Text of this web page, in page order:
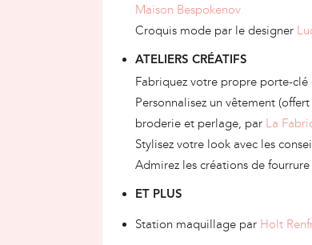
Maison Bespokenov
Croquis mode par le designer
ATELIERS CRÉATIFS
Fabriquez votre propre porte-clé
Personnalisez un vêtement
broderie et perlage, par La
Stylisez votre look avec les
Admirez les créations de
ET PLUS
Station maquillage par Holt